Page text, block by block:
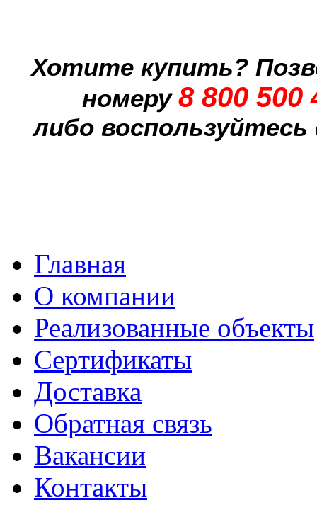
Хотите купить?
номеру 8 800 500
либо
Главная
О компании
Реализованные объекты
Сертификаты
Доставка
Обратная связь
Вакансии
Контакты